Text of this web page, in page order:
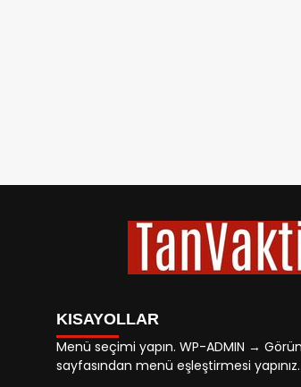
KISAYOLLAR
Menü seçimi yapın. WP-ADMIN →
sayfasından menü eşleştirmesi yapınız.